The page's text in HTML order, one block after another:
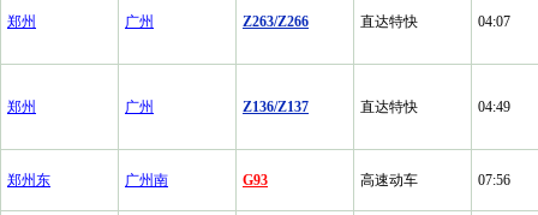
郑州 广州 Z263/Z266 直达特快 04:07
郑州 广州 Z136/Z137 直达特快 04:49
郑州东 广州南 G93 高速动车 07:56